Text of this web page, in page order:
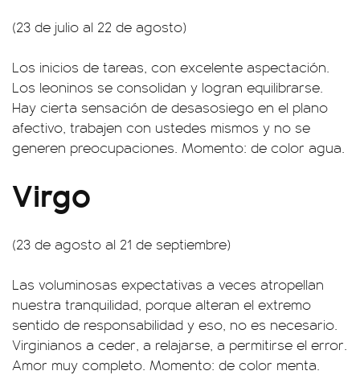
(23 de julio al 22 de agosto)
Los inicios de tareas, con excelente aspectación.
Los leoninos se consolidan y logran equilibrarse.
Hay cierta sensación de desasosiego en el plano
afectivo, trabajen con ustedes mismos y no se
generen preocupaciones. Momento: de color agua.
Virgo
(23 de agosto al 21 de septiembre)
Las voluminosas expectativas a veces atropellan
nuestra tranquilidad, porque alteran el extremo
sentido de responsabilidad y eso, no es necesario.
Virginianos a ceder, a relajarse, a permitirse el error.
Amor muy completo. Momento: de color menta.